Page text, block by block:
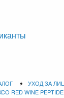
УХОД ЗА
RED WINE